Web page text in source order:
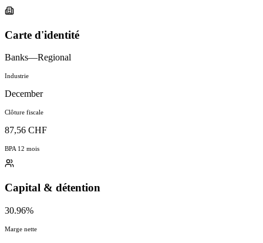
Carte d'identité
Banks—Regional
Industrie
December
Clôture fiscale
87,56 CHF
BPA 12 mois
Capital & détention
30.96%
Marge nette